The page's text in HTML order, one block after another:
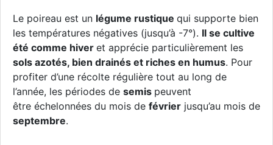
Le poireau est un légume rustique qui supporte bien
les températures négatives (jusqu’à -7°). Il se cultive
été comme hiver et apprécie particulièrement les
sols azotés, bien drainés et riches en humus. Pour
profiter d’une récolte régulière tout au long de
l’année, les périodes de semis peuvent
être échelonnées du mois de février jusqu’au mois de
septembre.